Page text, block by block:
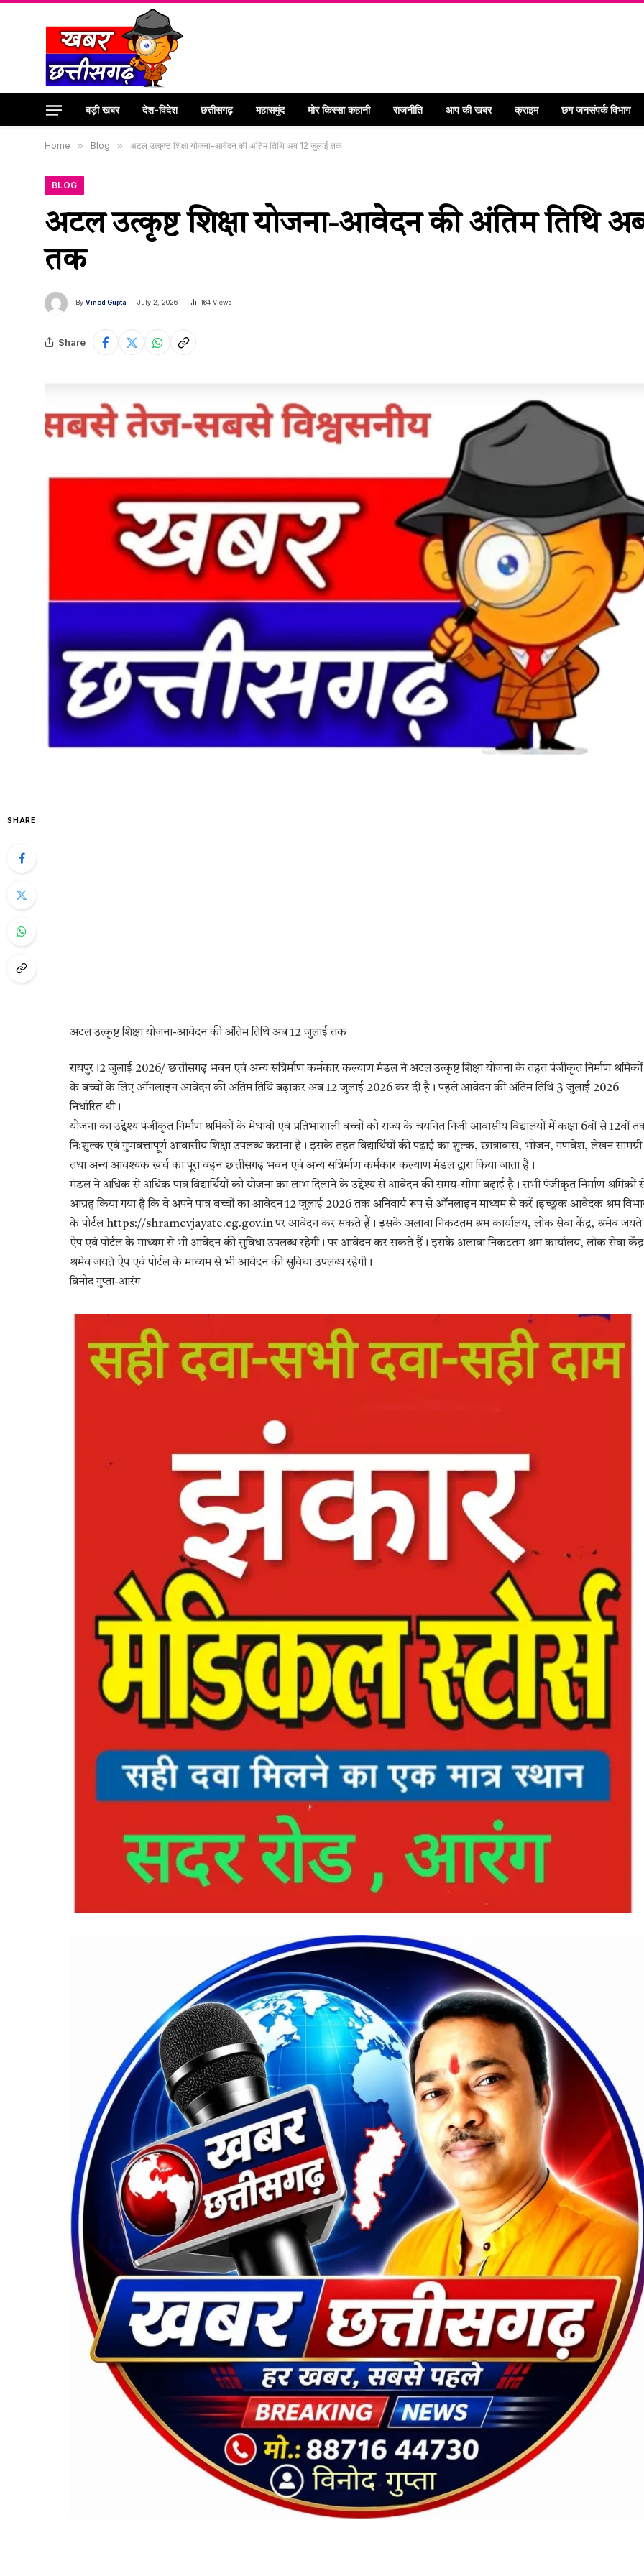
बड़ी खबर देश-विदेश छत्तीसगढ़ महासमुंद मोर किस्सा कहानी राजनीति आप की खबर क्राइम छग जनसंपर्क विभाग
Home » Blog » अटल उत्कृष्ट शिक्षा योजना-आवेदन की अंतिम तिथि अब 12 जुलाई तक
BLOG
अटल उत्कृष्ट शिक्षा योजना-आवेदन की अंतिम तिथि
तक
By Vinod Gupta July 2, 2026 164 Views
Share
SHARE
अटल उत्कृष्ट शिक्षा योजना-आवेदन की अंतिम तिथि अब 12 जुलाई तक
रायपुर।2 जुलाई 2026/ छत्तीसगढ़ भवन एवं अन्य सन्निर्माण कर्मकार कल्याण मंडल ने अटल उत्कृष्ट शिक्षा योजना के तहत पंजीकृत निर्माण श्रमिकों
के बच्चों के लिए ऑनलाइन आवेदन की अंतिम तिथि बढ़ाकर अब 12 जुलाई 2026 कर दी है। पहले आवेदन की अंतिम तिथि 3 जुलाई 2026
निर्धारित थी।
योजना का उद्देश्य पंजीकृत निर्माण श्रमिकों के मेधावी एवं प्रतिभाशाली बच्चों को राज्य के चयनित निजी आवासीय विद्यालयों में कक्षा 6वीं से 12वीं
निःशुल्क एवं गुणवत्तापूर्ण आवासीय शिक्षा उपलब्ध कराना है। इसके तहत विद्यार्थियों की पढ़ाई का शुल्क, छात्रावास, भोजन, गणवेश, लेखन सामग्री
तथा अन्य आवश्यक खर्च का पूरा वहन छत्तीसगढ़ भवन एवं अन्य सन्निर्माण कर्मकार कल्याण मंडल द्वारा किया जाता है।
मंडल ने अधिक से अधिक पात्र विद्यार्थियों को योजना का लाभ दिलाने के उद्देश्य से आवेदन की समय-सीमा बढ़ाई है। सभी पंजीकृत निर्माण श्रमिकों
आग्रह किया गया है कि वे अपने पात्र बच्चों का आवेदन 12 जुलाई 2026 तक अनिवार्य रूप से ऑनलाइन माध्यम से करें।इच्छुक आवेदक श्रम
के पोर्टल https://shramevjayate.cg.gov.in पर आवेदन कर सकते हैं। इसके अलावा निकटतम श्रम कार्यालय, लोक सेवा केंद्र, श्रमेव जयते
ऐप एवं पोर्टल के माध्यम से भी आवेदन की सुविधा उपलब्ध रहेगी। पर आवेदन कर सकते हैं। इसके अलावा निकटतम श्रम कार्यालय, लोक सेवा
श्रमेव जयते ऐप एवं पोर्टल के माध्यम से भी आवेदन की सुविधा उपलब्ध रहेगी।
विनोद गुप्ता-आरंग